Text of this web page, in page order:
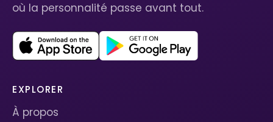
où la personnalité passe avant tout.
EXPLORER
À propos